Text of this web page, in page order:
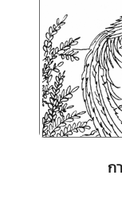
ก